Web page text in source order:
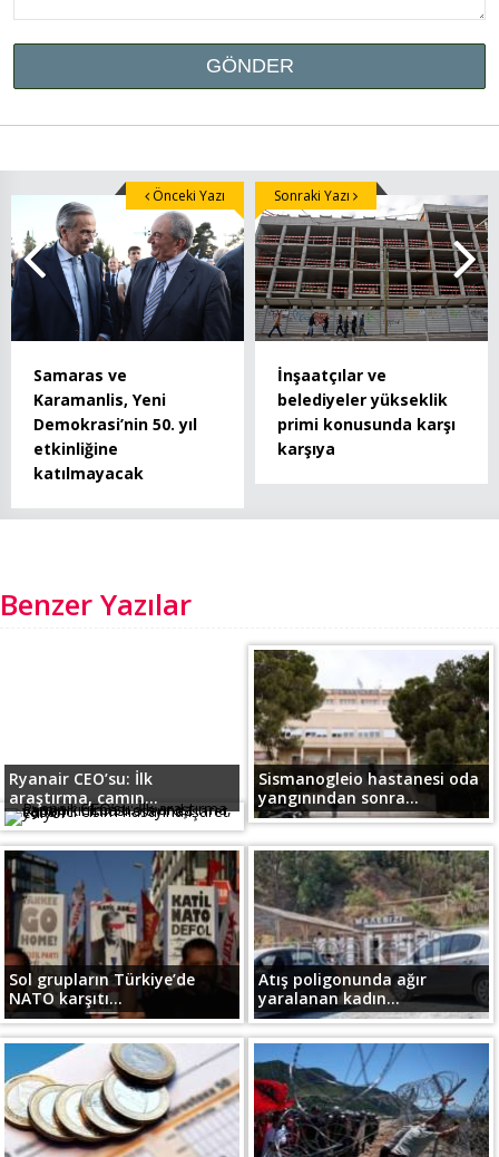
Samaras ve
Karamanlis, Yeni
Demokrasi’nin 50. yıl
etkinliğine
katılmayacak
Önceki Yazı
İnşaatçılar ve
belediyeler yükseklik
primi konusunda karşı
karşıya
Sonraki Yazı
Benzer Yazılar
Ryanair CEO’su: İlk
araştırma, camın...
Sismanogleio hastanesi oda
yangınından sonra...
Sol grupların Türkiye’de
NATO karşıtı...
Atış poligonunda ağır
yaralanan kadın...